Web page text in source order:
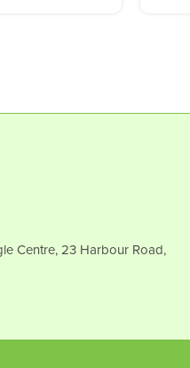
Centre, 23 Harbour Road,